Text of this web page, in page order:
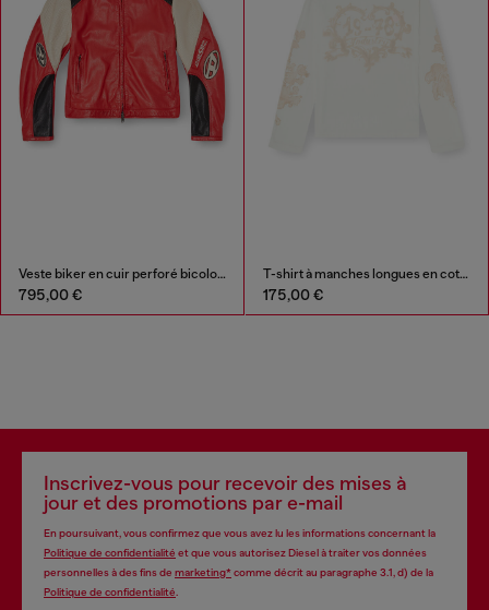
Veste biker en cuir perforé bicolore
795,00 €
T-shirt à manches longues en coton avec imprimé graphique
175,00 €
Inscrivez-vous pour recevoir des mises à
jour et des promotions par e-mail
En poursuivant, vous confirmez que vous avez lu les informations concernant la
Politique de confidentialité et que vous autorisez Diesel à traiter vos données
personnelles à des fins de marketing*comme décrit au paragraphe 3.1, d) de la
Politique de confidentialité.